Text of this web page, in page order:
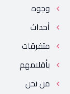
وجوه
أحداث
متفرقات
بأقلامهم
من نحن